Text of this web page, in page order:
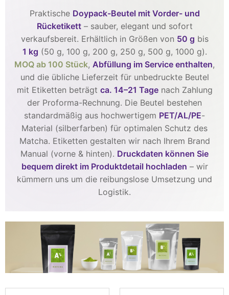
Praktische Doypack-Beutel mit Vorder- und
Rücketikett– sauber, elegant und sofort
verkaufsbereit. Erhältlich in Größen von 50 g bis
1 kg (50 g, 100 g, 200 g, 250 g, 500 g, 1000 g).
MOQ ab 100 Stück, Abfüllung im Service enthalten,
und die übliche Lieferzeit für unbedruckte Beutel
mit Etiketten beträgt ca. 14–21 Tagenach Zahlung
der Proforma-Rechnung. Die Beutel bestehen
standardmäßig aus hochwertigem PET/AL/PE-
Material (silberfarben) für optimalen Schutz des
Matcha. Etiketten gestalten wir nach Ihrem Brand
Manual (vorne & hinten). Druckdaten können Sie
bequem direkt im Produktdetail hochladen – wir
kümmern uns um die reibungslose Umsetzung und
Logistik.